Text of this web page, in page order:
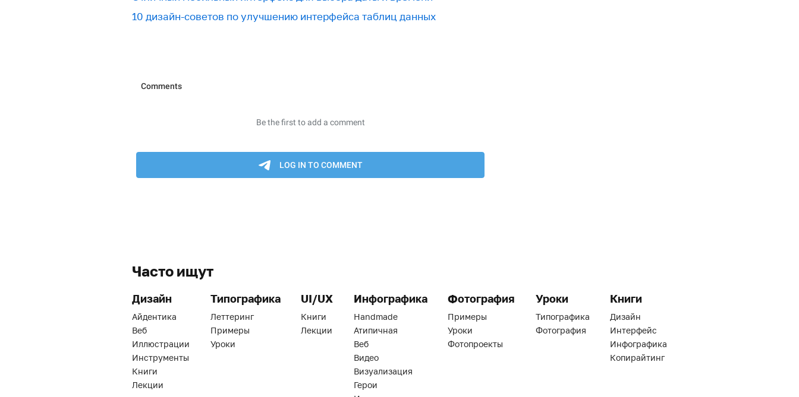
10 дизайн-советов по улучшению интерфейса таблиц данных
Часто ищут
Дизайн
Айдентика
Веб
Иллюстрации
Инструменты
Книги
Лекции
Типографика
Леттеринг
Примеры
Уроки
UI/UX
Книги
Лекции
Инфографика
Handmade
Атипичная
Веб
Видео
Визуализация
Герои
Фотография
Примеры
Уроки
Фотопроекты
Уроки
Типографика
Фотография
Книги
Дизайн
Интерфейс
Инфографика
Копирайтинг